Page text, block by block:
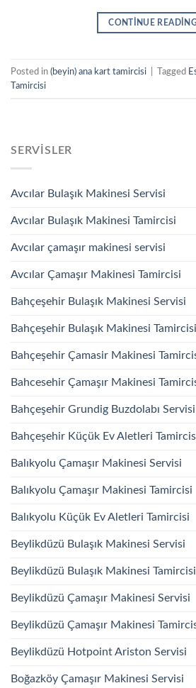
CONTINUE
Posted in (beyin) ana kart tamircisi Tagged
Tamircisi
SERVISLER
Avcılar Bulaşık Makinesi Servisi
Avcılar Bulaşık Makinesi Tamircisi
Avcılar çamaşır makinesi servisi
Avcılar Çamaşır Makinesi Tamircisi
Bahçeşehir Bulaşık Makinesi Servisi
Bahçeşehir Bulaşık Makinesi Tamircisi
Bahçeşehir Çamasir Makinesi
Bahcesehir Çamaşır Makinesi
Bahçeşehir Grundig Buzdolabı Servisi
Bahçeşehir Küçük Ev Aletleri
Balıkyolu Çamaşır Makinesi Servisi
Balıkyolu Çamaşır Makinesi Tamircisi
Balıkyolu Küçük Ev Aletleri Tamircisi
Beylikdüzü Bulaşık Makinesi Servisi
Beylikdüzü Bulaşık Makinesi Tamircisi
Beylikdüzü Çamaşır Makinesi Servisi
Beylikdüzü Çamaşır Makinesi
Beylikdüzü Hotpoint Ariston Servisi
Boğazköy Çamaşır Makinesi Servisi